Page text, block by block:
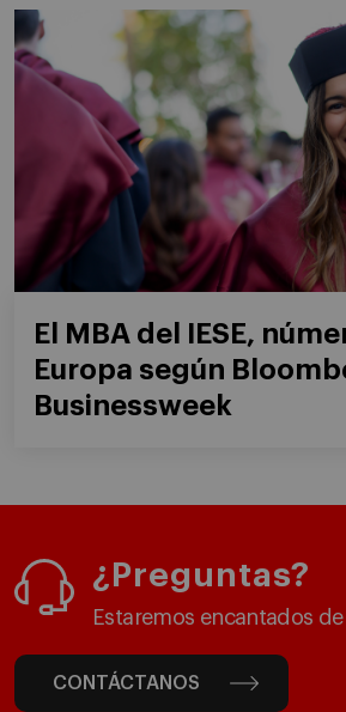
El MBA del IESE,
Europa según
Businessweek
¿Preguntas?
Estaremos encantados
CONTÁCTANOS